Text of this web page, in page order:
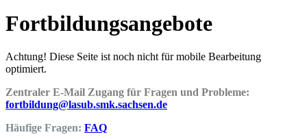
Fortbildungsangebote
Achtung! Diese Seite ist noch nicht für mobile Bearbeitung
optimiert.
Zentraler E-Mail Zugang für Fragen und Probleme:
fortbildung@lasub.smk.sachsen.de
Häufige Fragen: FAQ